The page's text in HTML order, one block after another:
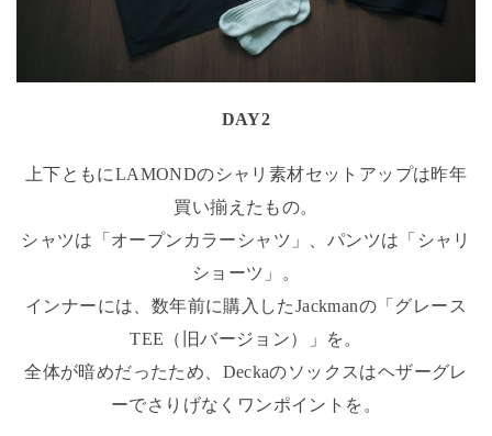
DAY2
上下ともにLAMONDのシャリ素材セットアップは昨年
買い揃えたもの。
シャツは「オープンカラーシャツ」、パンツは「シャリ
ショーツ」。
インナーには、数年前に購入したJackmanの「グレース
TEE（旧バージョン）」を。
全体が暗めだったため、Deckaのソックスはヘザーグレ
ーでさりげなくワンポイントを。